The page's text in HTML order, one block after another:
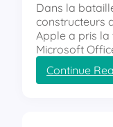
Dans la
constructeurs
Apple a pris la
Microsoft
Continue